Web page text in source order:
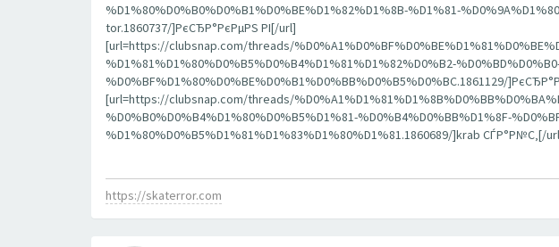
%D1%80%D0%B0%D0%B1%D0%BE%D1%82%D1%8B-%D1%81-
tor.1860737/]РєСЂР°РєРµРЅ РІ[/url]
[url=https://clubsnap.com/threads/
%D1%81%D1%80%D0%B5%D0%B4%D1%81%D1%82%D0%B2-
%D0%BF%D1%80%D0%BE%D0%B1%D0%BB%D0%B5%D0%BC.1861129/
[url=https://clubsnap.com/threads/
%D0%B0%D0%B4%D1%80%D0%B5%D1%81-%D0%B4%D0%BB%D1%8F-
%D1%80%D0%B5%D1%81%D1%83%D1%80%D1%81.1860689/]krab СЃР°Р№С‚[/
https://skaterror.com